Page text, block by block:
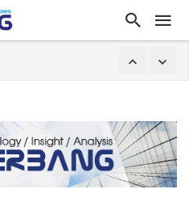
FWK: Presiden dan Masyarakat Perlu Gunakan Bahasa yang Santun
di Haneda
Kedutaan Palestina Gelar Aksi Kerja Sukarela di Menteng sebagai Bentuk Terima Kasih kepada Indonesia